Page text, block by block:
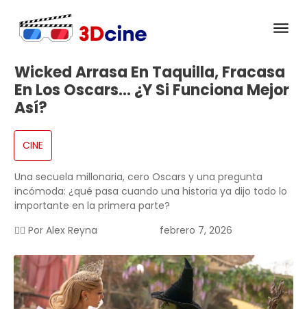
Wicked Arrasa En Taquilla, Fracasa
En Los Oscars… ¿y Si Funciona Mejor
Así?
CINE
Una secuela millonaria, cero Oscars y una pregunta
incómoda: ¿qué pasa cuando una historia ya dijo todo lo
importante en la primera parte?
✍🏻 Por Alex Reyna febrero 7, 2026